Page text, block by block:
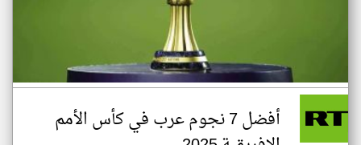
أفضل 7 نجوم عرب في كأس الأمم